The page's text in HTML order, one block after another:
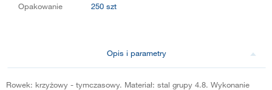
Opakowanie
250 szt
Opis i parametry
Rowek: krzyżowy - tymczasowy. Materiał: stal grupy 4.8. Wykonanie